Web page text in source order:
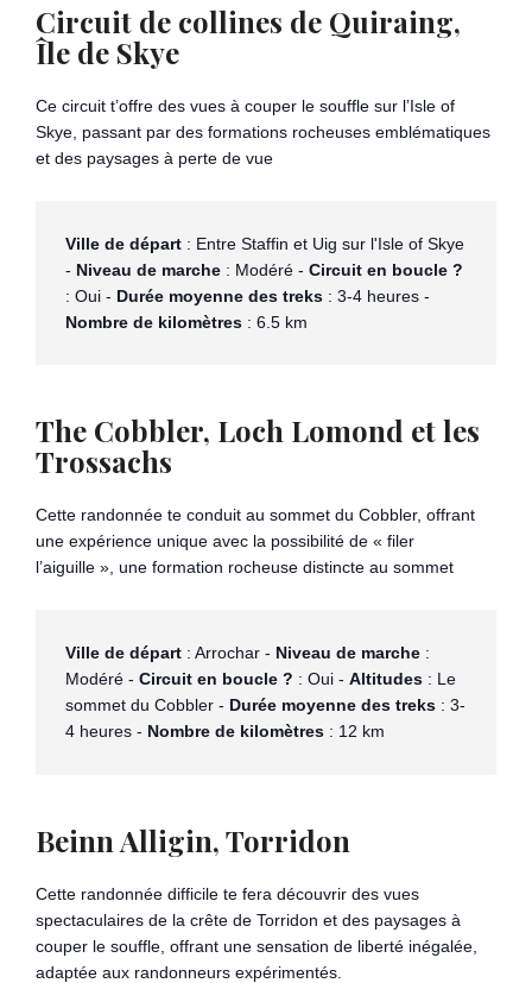
Circuit de collines de Quiraing,
Île de Skye
Ce circuit t’offre des vues à couper le souffle sur l’Isle of
Skye, passant par des formations rocheuses emblématiques
et des paysages à perte de vue​
Ville de départ : Entre Staffin et Uig sur l'Isle of Skye
- Niveau de marche : Modéré - Circuit en boucle ?
: Oui - Durée moyenne des treks
Nombre de kilomètres : 6.5 km
The Cobbler, Loch Lomond et les
Trossachs
Cette randonnée te conduit au sommet du Cobbler, offrant
une expérience unique avec la possibilité de « filer
l’aiguille », une formation rocheuse distincte au sommet​
Ville de départ : Arrochar - Niveau de marche :
Modéré - Circuit en boucle ? : Oui - Altitudes : Le
sommet du Cobbler - Durée moyenne des treks : 3-
4 heures - Nombre de kilomètres : 12 km
Beinn Alligin, Torridon
Cette randonnée difficile te fera découvrir des vues
spectaculaires de la crête de Torridon et des paysages à
couper le souffle, offrant une sensation de liberté inégalée,
adaptée aux randonneurs expérimentés​.